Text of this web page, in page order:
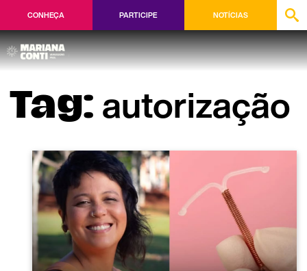
CONHEÇA PARTICIPE NOTÍCIAS
Tag: autorização